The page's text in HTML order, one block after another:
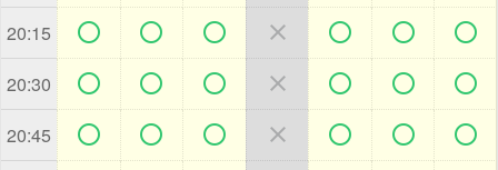
20:15       
20:30       
20:45       